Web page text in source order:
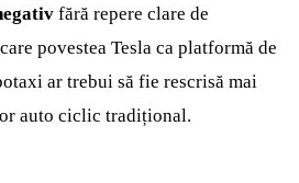
fără repere clare de
povestea Tesla ca platformă de
ar trebui să fie rescrisă mai
auto ciclic tradițional.